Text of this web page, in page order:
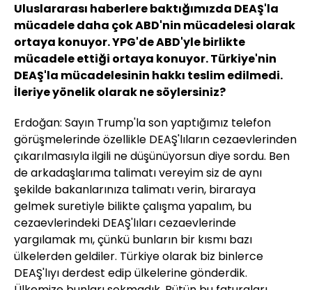
Uluslararası haberlere baktığımızda DEAŞ'la
mücadele daha çok ABD'nin mücadelesi olarak
ortaya konuyor. YPG'de ABD'yle birlikte
mücadele ettiği ortaya konuyor. Türkiye'nin
DEAŞ'la mücadelesinin hakkı teslim edilmedi.
İleriye yönelik olarak ne söylersiniz?
Erdoğan: Sayın Trump'la son yaptığımız telefon
görüşmelerinde özellikle DEAŞ'lıların cezaevlerinden
çıkarılmasıyla ilgili ne düşünüyorsun diye sordu. Ben
de arkadaşlarıma talimatı vereyim siz de aynı
şekilde bakanlarınıza talimatı verin, biraraya
gelmek suretiyle bilikte çalışma yapalım, bu
cezaevlerindeki DEAŞ'lıları cezaevlerinde
yargılamak mı, çünkü bunların bir kısmı bazı
ülkelerden geldiler. Türkiye olarak biz binlerce
DEAŞ'lıyı derdest edip ülkelerine gönderdik.